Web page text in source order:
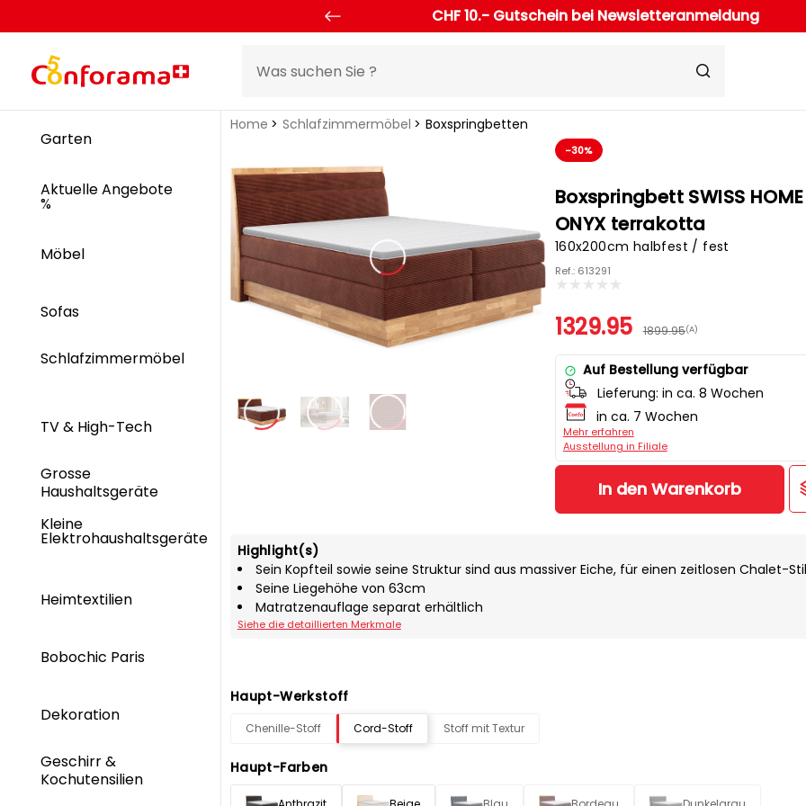
CHF 10.- Gutschein bei Newsletteranmeldung
Garten
Aktuelle Angebote
%
Möbel
Sofas
Schlafzimmermöbel
TV & High-Tech
Grosse
Haushaltsgeräte
Kleine
Elektrohaushaltsgeräte
Heimtextilien
Bobochic Paris
Dekoration
Geschirr &
Kochutensilien
Home Schlafzimmermöbel Boxspringbetten
-30%
Boxspringbett SWISS HOME
ONYX terrakotta
160x200cm halbfest / fest
Ref.: 613291
1329.95 1899.95(A)
Auf Bestellung verfügbar
Lieferung: in ca. 8 Wochen
in ca. 7 Wochen
Mehr erfahren
Ausstellung in Filiale
In den Warenkorb
Highlight(s)
Sein Kopfteil sowie seine Struktur sind aus massiver Eiche, für einen zeitlosen Chalet-
Seine Liegehöhe von 63cm
Matratzenauflage separat erhältlich
Siehe die detaillierten Merkmale
Haupt-Werkstoff
Chenille-Stoff Cord-Stoff Stoff mit Textur
Haupt-Farben